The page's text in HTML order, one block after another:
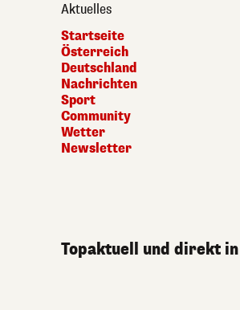
Aktuelles
Startseite
Österreich
Deutschland
Nachrichten
Sport
Community
Wetter
Newsletter
Topaktuell und direkt